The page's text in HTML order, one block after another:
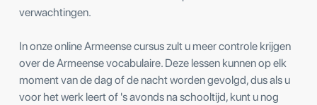
verwachtingen.
In onze online Armeense cursus zult u meer controle krijgen
over de Armeense vocabulaire. Deze lessen kunnen op elk
moment van de dag of de nacht worden gevolgd, dus als u
voor het werk leert of 's avonds na schooltijd, kunt u nog